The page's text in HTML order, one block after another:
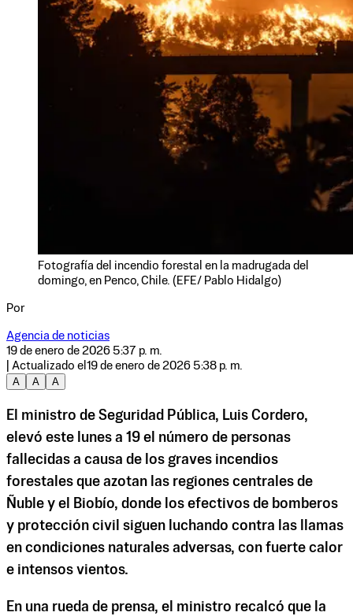
Fotografía del incendio forestal en la madrugada del
domingo, en Penco, Chile. (EFE/ Pablo Hidalgo)
Por
Agencia de noticias
19 de enero de 2026 5:37 p. m.
| Actualizado el 19 de enero de 2026 5:38 p. m.
A
A A
El ministro de Seguridad Pública, Luis Cordero,
elevó este lunes a 19 el número de personas
fallecidas a causa de los graves incendios
forestales que azotan las regiones centrales de
Ñuble y el Biobío, donde los efectivos de bomberos
y protección civil siguen luchando contra las llamas
en condiciones naturales adversas, con fuerte calor
e intensos vientos.
En una rueda de prensa, el ministro recalcó que la